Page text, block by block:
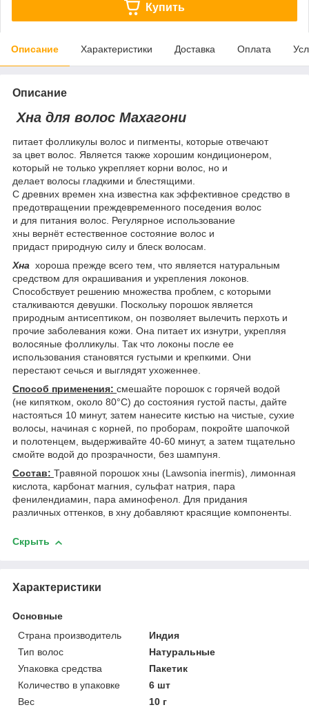
Купить
Описание Характеристики Доставка Оплата
Описание
Хна для волос Махагони
питает фолликулы волос и пигменты, которые отвечают
за цвет волос. Является также хорошим кондиционером,
который не только укрепляет корни волос, но и
делает волосы гладкими и блестящими.
С древних времен хна известна как эффективное средство в
предотвращении преждевременного поседения волос
и для питания волос. Регулярное использование
хны вернёт естественное состояние волос и
придаст природную силу и блеск волосам.
Хна хороша прежде всего тем, что является натуральным
средством для окрашивания и укрепления локонов.
Способствует решению множества проблем, с которыми
сталкиваются девушки. Поскольку порошок является
природным антисептиком, он позволяет вылечить перхоть и
прочие заболевания кожи. Она питает их изнутри, укрепляя
волосяные фолликулы. Так что локоны после ее
использования становятся густыми и крепкими. Они
перестают сечься и выглядят ухоженнее.
Способ применения: смешайте порошок с горячей водой
(не кипятком, около 80°C) до состояния густой пасты, дайте
настояться 10 минут, затем нанесите кистью на чистые, сухие
волосы, начиная с корней, по проборам, покройте шапочкой
и полотенцем, выдерживайте 40-60 минут, а затем тщательно
смойте водой до прозрачности, без шампуня.
Состав: Травяной порошок хны (Lawsonia inermis), лимонная
кислота, карбонат магния, сульфат натрия, пара
фенилендиамин, пара аминофенол. Для придания
различных оттенков, в хну добавляют красящие компоненты.
Скрыть
Характеристики
Основные
Страна производитель
Индия
Тип волос
Натуральные
Упаковка средства
Пакетик
Количество в упаковке
6 шт
Вес
10 г